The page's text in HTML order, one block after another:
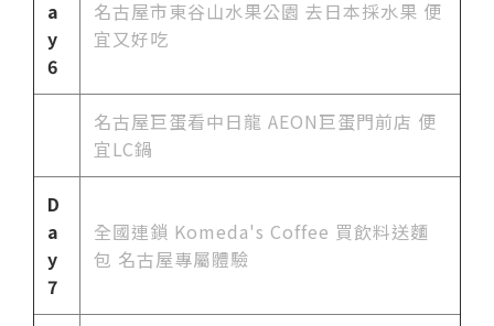
a
y
6
名古屋市東谷山水果公園 去日本採水果 便
宜又好吃
名古屋巨蛋看中日龍 AEON巨蛋門前店 便
宜LC鍋
D
a
y
7
全國連鎖 Komeda's Coffee 買飲料送麵
包 名古屋專屬體驗